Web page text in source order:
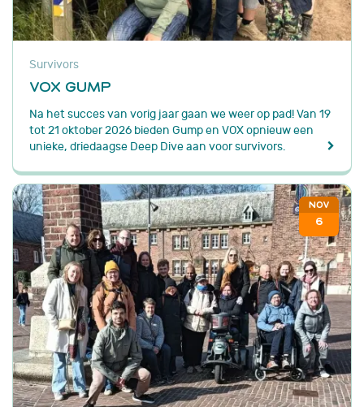
Survivors
VOX GUMP
Na het succes van vorig jaar gaan we weer op pad! Van 19
tot 21 oktober 2026 bieden Gump en VOX opnieuw een
unieke, driedaagse Deep Dive aan voor survivors.
NOV
6